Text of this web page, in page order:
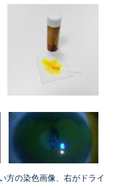
方の染色画像、右がドライ